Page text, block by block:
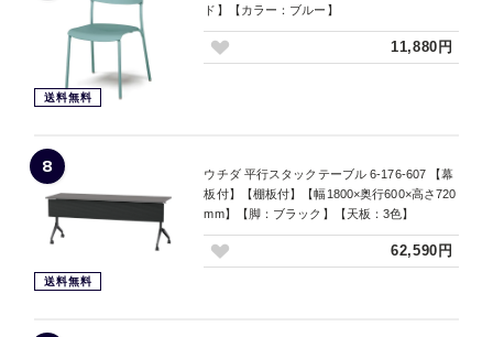
送料無料
ド】【カラー：ブルー】
11,880円
8
送料無料
ウチダ 平行スタックテーブル 6-176-607 【幕
板付】【棚板付】【幅1800×奥行600×高さ720
mm】【脚：ブラック】【天板：3色】
62,590円